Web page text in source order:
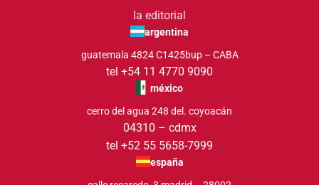
la editorial
argentina
guatemala 4824 C1425bup – CABA
tel +54 11 4770 9090
méxico
cerro del agua 248 del. coyoacán
04310 – cdmx
tel +52 55 5658-7999
españa